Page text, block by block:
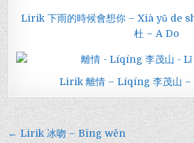
Lirik 下雨的時候會想你 – Xià yǔ de
杜 – A Do
Lirik 離情 – Líqíng 李茂山 –
Navigasi
← Lirik 冰吻 – Bīng wěn